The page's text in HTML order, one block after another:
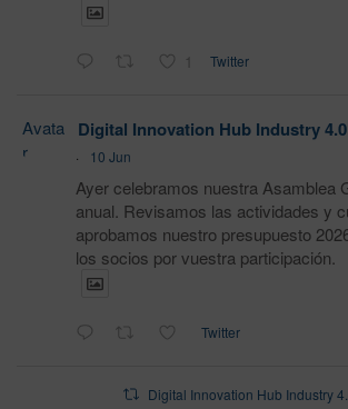
1 Twitter
Avata
r
Digital Innovation Hub Industry 4.0
·
10 Jun
Ayer celebramos nuestra Asamblea
anual. Revisamos las actividades y
aprobamos nuestro presupuesto
los socios por vuestra participación.
Twitter
Digital Innovation Hub Industry